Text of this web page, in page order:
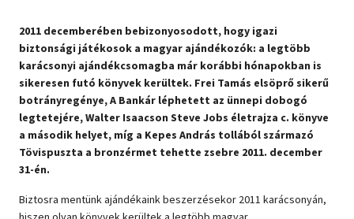
Szakkönyv
Szótár, nyelvkönyv
Tankönyv, segédkönyv
Társadalomtudomány
Természettudomány
Történelem
2011 decemberében bebizonyosodott, hogy igazi
biztonsági játékosok a magyar ajándékozók: a legtöbb
karácsonyi ajándékcsomagba már korábbi hónapokban is
sikeresen futó könyvek kerültek. Frei Tamás elsöprő sikerű
botrányregénye, A Bankár léphetett az ünnepi dobogó
legtetejére, Walter Isaacson Steve Jobs életrajza c. könyve
a második helyet, míg a Kepes András tollából származó
Tövispuszta a bronzérmet tehette zsebre 2011. december
31-én.
Biztosra mentünk ajándékaink beszerzésekor 2011 karácsonyán,